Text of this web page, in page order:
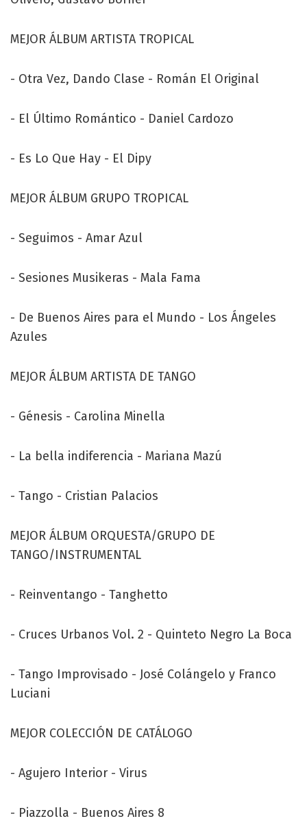
MEJOR ÁLBUM ARTISTA TROPICAL
- Otra Vez, Dando Clase - Román El Original
- El Último Romántico - Daniel Cardozo
- Es Lo Que Hay - El Dipy
MEJOR ÁLBUM GRUPO TROPICAL
- Seguimos - Amar Azul
- Sesiones Musikeras - Mala Fama
- De Buenos Aires para el Mundo - Los Ángeles
Azules
MEJOR ÁLBUM ARTISTA DE TANGO
- Génesis - Carolina Minella
- La bella indiferencia - Mariana Mazú
- Tango - Cristian Palacios
MEJOR ÁLBUM ORQUESTA/GRUPO DE
TANGO/INSTRUMENTAL
- Reinventango - Tanghetto
- Cruces Urbanos Vol. 2 - Quinteto Negro La Boca
- Tango Improvisado - José Colángelo y Franco
Luciani
MEJOR COLECCIÓN DE CATÁLOGO
- Agujero Interior - Virus
- Piazzolla - Buenos Aires 8